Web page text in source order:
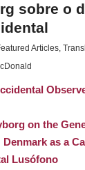
sobre o
Articles,
on the
as a
Lusófono